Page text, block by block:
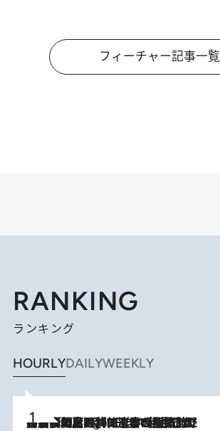
フィーチャー記事一覧
RANKING
ランキング
HOURLYDAILYWEEKLY
8 Hours Ago
「最後に見られてよかった」上野動物園の東園パンダ舎が解体前に特別公開。8月16日まで延長されたパネル展と共に辿る“半世紀”のパンダ飼育《解体工事の図面あり》